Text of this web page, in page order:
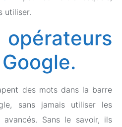
utiliser.
des mots dans la barre
sans jamais utiliser les
avancés. Sans le savoir, ils